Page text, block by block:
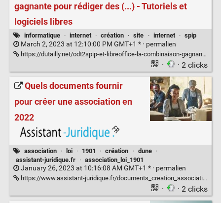
gagnante pour rédiger des (...) - Tutoriels et
logiciels libres
informatique · internet · création · site · internet · spip
March 2, 2023 at 12:10:00 PM GMT+1 * · permalien
https://dutailly.net/odt2spip-et-libreoffice-la-combinaison-gagnante-pour-rediger-des-articles
· · 2 clicks
Quels documents fournir
pour créer une association en
2022
association · loi · 1901 · création · dune
·
assistant-juridique.fr
· association_loi_1901
January 26, 2023 at 10:16:08 AM GMT+1 * · permalien
https://www.assistant-juridique.fr/documents_creation_association.jsp
· · 2 clicks